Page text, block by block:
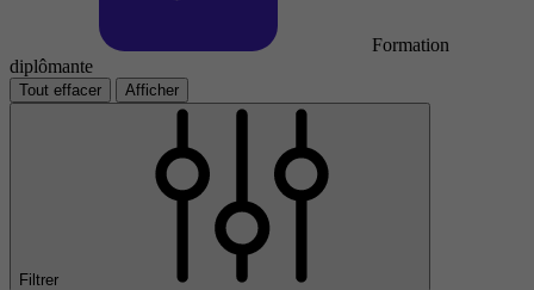
Formation
diplômante
Tout effacer Afficher
Filtrer